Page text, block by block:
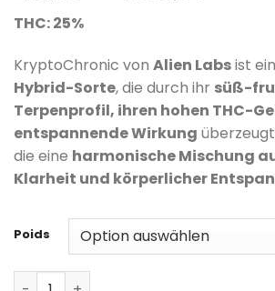
basierend
Kundenbewertungen
THC: 25%
KryptoChronic von Alien Labsist
Hybrid-Sorte, die durch ihr süß-
Terpenprofil, ihren hohen THC-
entspannende Wirkung
die eine harmonische Mischung
Klarheit und körperlicher
Poids
Kryptochronic Menge